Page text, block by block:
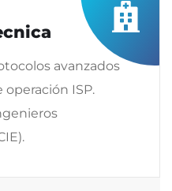
avanzados
ISP.